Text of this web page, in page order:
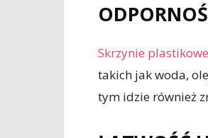
Skrzynie
takich jak woda,
tym idzie również